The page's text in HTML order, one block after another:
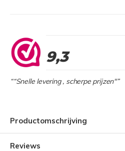
9,3
““Snelle levering , scherpe prijzen"”
Productomschrijving
Reviews